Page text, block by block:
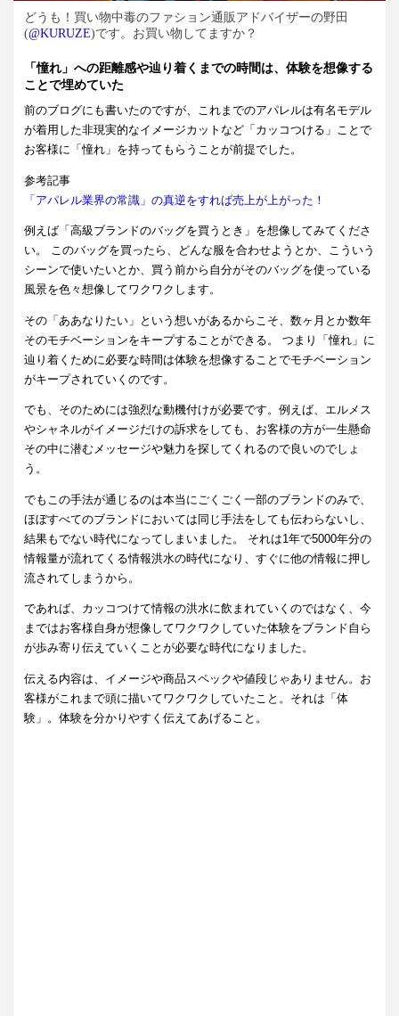
どうも！買い物中毒のファション通販アドバイザーの野田
(@KURUZE)です。お買い物してますか？
「憧れ」への距離感や辿り着くまでの時間は、体験を想像する
ことで埋めていた
前のブログにも書いたのですが、これまでのアパレルは有名モデル
が着用した非現実的なイメージカットなど「カッコつける」ことで
お客様に「憧れ」を持ってもらうことが前提でした。
参考記事
「アパレル業界の常識」の真逆をすれば売上が上がった！
例えば「高級ブランドのバッグを買うとき」を想像してみてくださ
い。 このバッグを買ったら、どんな服を合わせようとか、こういう
シーンで使いたいとか、買う前から自分がそのバッグを使っている
風景を色々想像してワクワクします。
その「ああなりたい」という想いがあるからこそ、数ヶ月とか数年
そのモチベーションをキープすることができる。 つまり「憧れ」に
辿り着くために必要な時間は体験を想像することでモチベーション
がキープされていくのです。
でも、そのためには強烈な動機付けが必要です。例えば、エルメス
やシャネルがイメージだけの訴求をしても、お客様の方が一生懸命
その中に潜むメッセージや魅力を探してくれるので良いのでしょ
う。
でもこの手法が通じるのは本当にごくごく一部のブランドのみで、
ほぼすべてのブランドにおいては同じ手法をしても伝わらないし、
結果もでない時代になってしまいました。 それは1年で5000年分の
情報量が流れてくる情報洪水の時代になり、すぐに他の情報に押し
流されてしまうから。
であれば、カッコつけて情報の洪水に飲まれていくのではなく、今
まではお客様自身が想像してワクワクしていた体験をブランド自ら
が歩み寄り伝えていくことが必要な時代になりました。
伝える内容は、イメージや商品スペックや値段じゃありません。お
客様がこれまで頭に描いてワクワクしていたこと。それは「体
験」。体験を分かりやすく伝えてあげること。